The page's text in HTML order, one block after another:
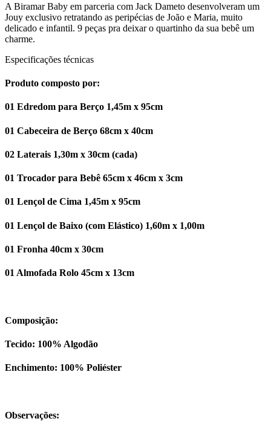
A Biramar Baby em parceria com Jack Dameto desenvolveram um
Jouy exclusivo retratando as peripécias de João e Maria, muito
delicado e infantil. 9 peças pra deixar o quartinho da sua bebê um
charme.
Especificações técnicas
Produto composto por:
01 Edredom para Berço 1,45m x 95cm
01 Cabeceira de Berço 68cm x 40cm
02 Laterais 1,30m x 30cm (cada)
01 Trocador para Bebê 65cm x 46cm x 3cm
01 Lençol de Cima 1,45m x 95cm
01 Lençol de Baixo (com Elástico) 1,60m x 1,00m
01 Fronha 40cm x 30cm
01 Almofada Rolo 45cm x 13cm
Composição:
Tecido: 100% Algodão
Enchimento: 100% Poliéster
Observações: